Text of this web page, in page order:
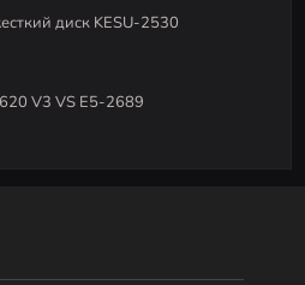
диск KESU-2530
V3 VS E5-2689